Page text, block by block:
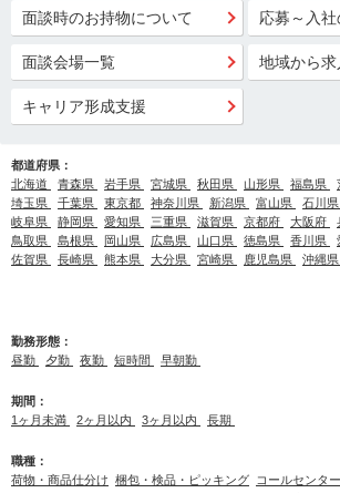
面談時のお持物について 応募～入
面談会場一覧 地域から
キャリア形成支援
都道府県：
北海道
青森県 岩手県 宮城県 秋田県 山形県 福島県
埼玉県
千葉県 東京都 神奈川県 新潟県 富山県 石川県
岐阜県
静岡県 愛知県 三重県 滋賀県 京都府 大阪府
鳥取県
島根県 岡山県 広島県 山口県 徳島県 香川県
佐賀県
長崎県 熊本県 大分県 宮崎県 鹿児島県 沖縄県
勤務形態：
昼勤
夕勤 夜勤 短時間 早朝勤
期間：
1ヶ月未満
2ヶ月以内 3ヶ月以内 長期
職種：
荷物・商品仕分け 梱包・検品・ピッキング コールセンター